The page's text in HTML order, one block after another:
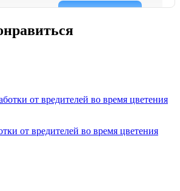
от вредителей во время цветения